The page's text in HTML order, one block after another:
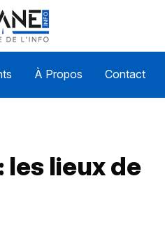
À Propos Contact
les lieux de